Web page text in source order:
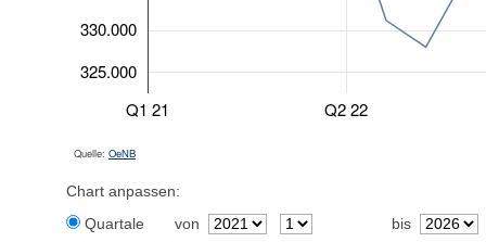
Q1 21 Q2 22
325.000
330.000
Quelle: OeNB
Chart anpassen:
Quartale
von
bis